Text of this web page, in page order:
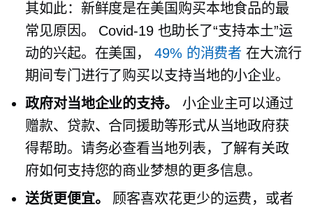
其如此：新鲜度是在美国购买本地食品的最
常见原因。 Covid-19也助长了“支持本土”运
动的兴起。在美国， 49% 的消费者 在大流行
期间专门进行了购买以支持当地的小企业。
政府对当地企业的支持。
小企业主可以通过
赠款、贷款、合同援助等形式从当地政府获
得帮助。请务必查看当地列表，了解有关政
府如何支持您的商业梦想的更多信息。
送货更便宜。
顾客喜欢花更少的运费，或者